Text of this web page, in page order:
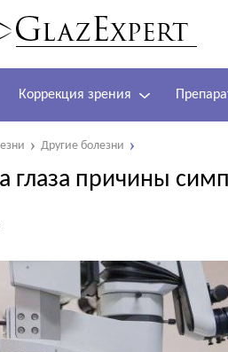
Коррекция зрения
Другие болезни
глаза причины